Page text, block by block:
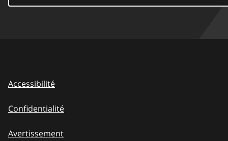
Accessibilité
Confidentialité
Avertissement